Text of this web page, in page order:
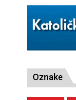
Oznake